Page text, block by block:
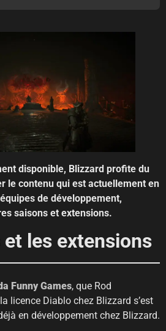
disponible, Blizzard profite du
le contenu qui est actuellement en
de développement,
saisons et extensions.
et les extensions
Funny Games, que Rod
licence Diablo chez Blizzard s’est
en développement chez Blizzard.